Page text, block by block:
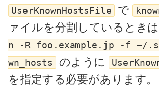
UserKnownHostsFile で
ァイルを分割しているとき
n -R foo.example.jp -f ~/
wn_hosts のように
を指定する必要があります。